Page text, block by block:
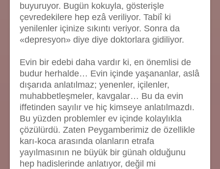
buyuruyor. Bugün kokuyla, gösterişle
çevredekilere hep ezâ veriliyor. Tabiî ki
yenilenler içinize sıkıntı veriyor. Sonra da
«depresyon» diye diye doktorlara gidiliyor.
Evin bir edebi daha vardır ki, en önemlisi de
budur herhalde… Evin içinde yaşananlar, aslâ
dışarıda anlatılmaz; yenenler, içilenler,
muhabbetleşmeler, kavgalar… Bu da evin
iffetinden sayılır ve hiç kimseye anlatılmazdı.
Bu yüzden problemler ev içinde kolaylıkla
çözülürdü. Zaten Peygamberimiz de özellikle
karı-koca arasında olanların etrafa
yayılmasının ne büyük bir günah olduğunu
hep hadislerinde anlatıyor, değil mi